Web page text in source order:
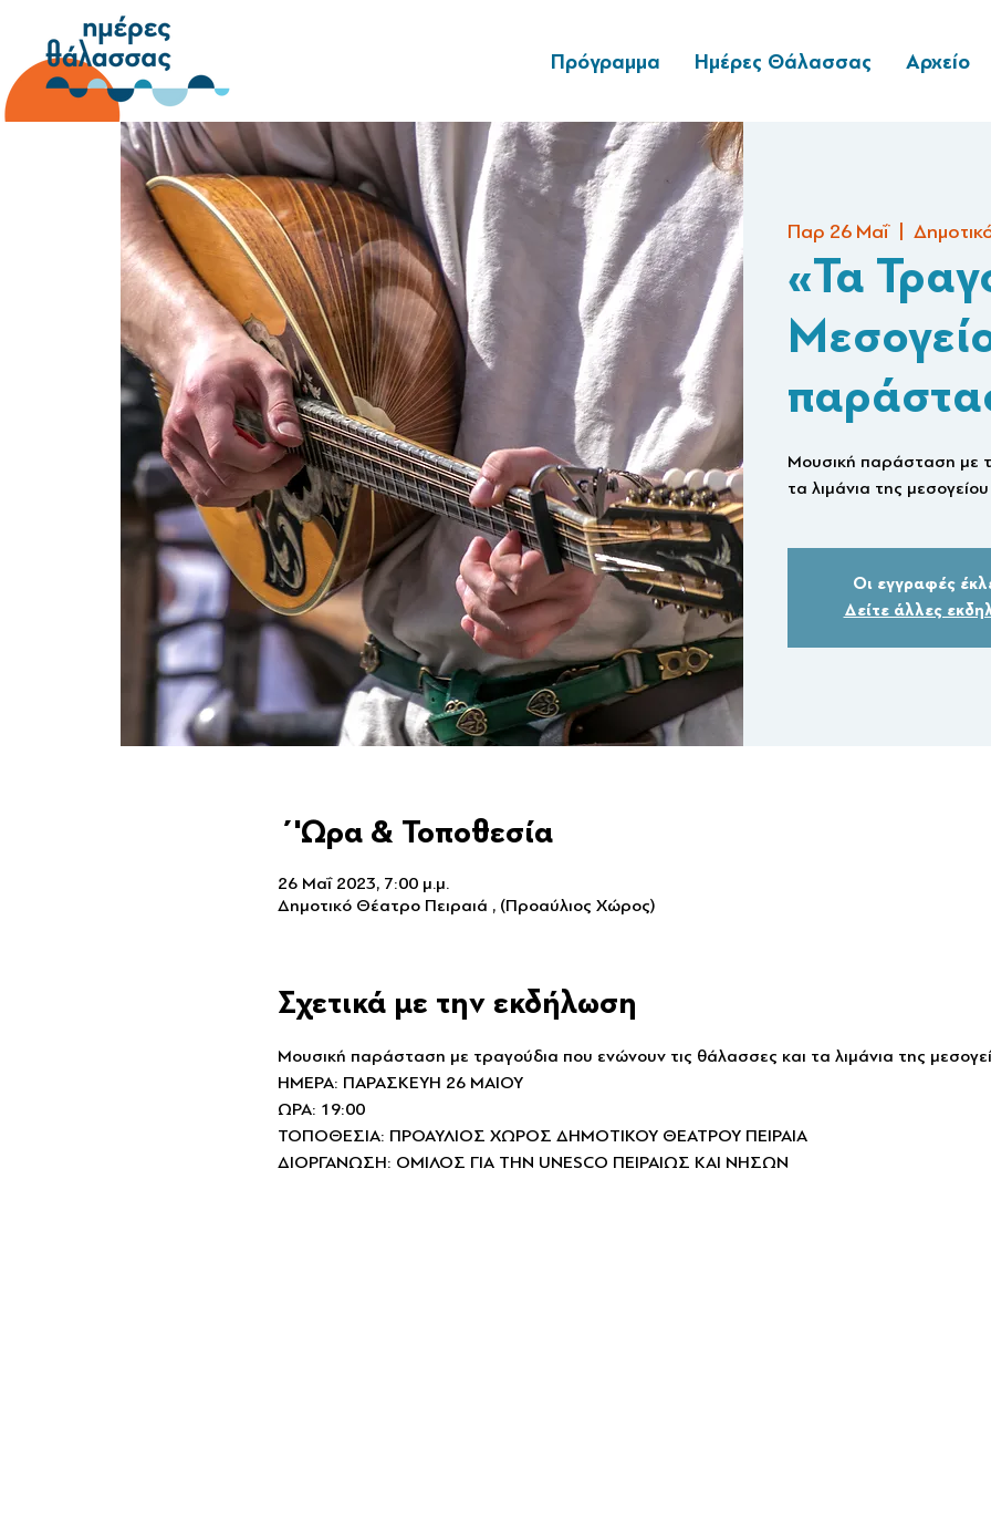
Πρόγραμμα Ημέρες Θάλασσας Αρχείο
Παρ 26 Μαΐ
  |
«Τα
Μουσική παράσταση με
Οι εγγραφές
Δείτε άλλες
΄'Ωρα & Τοποθεσία
26 Μαΐ 2023, 7:00 μ.μ.
Δημοτικό Θέατρο Πειραιά , (Προαύλιος Χώρος)
Σχετικά με την εκδήλωση
Μουσική παράσταση με τραγούδια που ενώνουν τις θάλασσες και τα λιμάνια της
ΗΜΕΡΑ: ΠΑΡΑΣΚΕΥΗ 26 ΜΑΙΟΥ
ΩΡΑ: 19:00
ΤΟΠΟΘΕΣΙΑ: ΠΡΟΑΥΛΙΟΣ ΧΩΡΟΣ ΔΗΜΟΤΙΚΟΥ ΘΕΑΤΡΟΥ ΠΕΙΡΑΙΑ
ΔΙΟΡΓΑΝΩΣΗ: ΟΜΙΛΟΣ ΓΙΑ ΤΗΝ UNESCO ΠΕΙΡΑΙΩΣ ΚΑΙ ΝΗΣΩΝ